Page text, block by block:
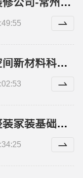
天宁家庭装修公司-常州宜居佳装饰工程有限公司
福建尚艺空间新材料科技有限公司，现代简约室内家装免费设计价格
畅销房子整装家装基础工程上门服务，浙江乐享新材料有限公司全程管控